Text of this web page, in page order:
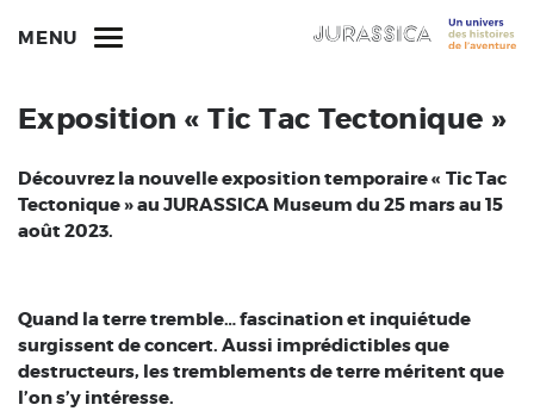
MENU
Exposition « Tic Tac Tectonique »
Découvrez la nouvelle exposition temporaire « Tic Tac
Tectonique » au JURASSICA Museum du 25 mars au 15
août 2023.
Quand la terre tremble… fascination et inquiétude
surgissent de concert. Aussi imprédictibles que
destructeurs, les tremblements de terre méritent que
l’on s’y intéresse.